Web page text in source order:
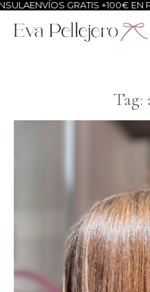
ENVÍOS GRATIS +100€ EN
Tag: